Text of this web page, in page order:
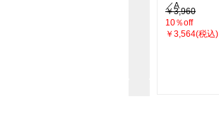
／A
￥3,960
10％off
￥3,564(税込)